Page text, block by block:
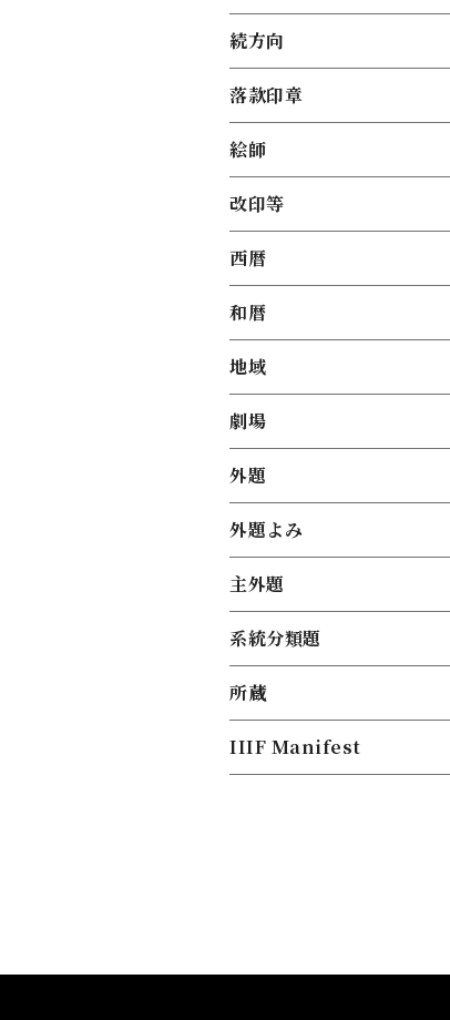
続方向
落款印章
絵師
改印等
西暦
和暦
地域
劇場
外題
外題よみ
主外題
系統分類題
所蔵
IIIF Manifest